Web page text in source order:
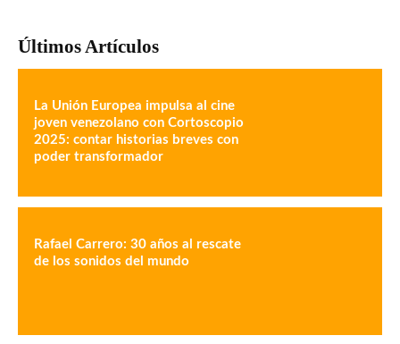
Últimos Artículos
La Unión Europea impulsa al cine
joven venezolano con Cortoscopio
2025: contar historias breves con
poder transformador
Rafael Carrero: 30 años al rescate
de los sonidos del mundo